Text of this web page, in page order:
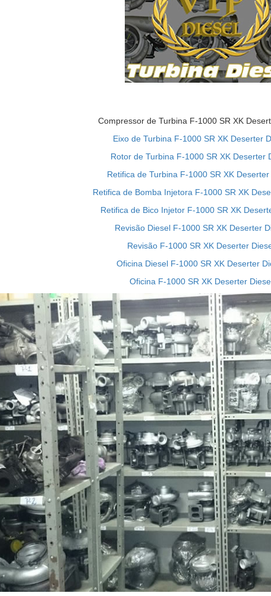
Compressor de Turbina F-1000 SR XK
Eixo de Turbina F-1000 SR XK Deserter
Rotor de Turbina F-1000 SR XK Deserter
Retifica de Turbina F-1000 SR XK
Retifica de Bomba Injetora F-1000 SR XK
Retifica de Bico Injetor F-1000 SR XK
Revisão Diesel F-1000 SR XK Deserter
Revisão F-1000 SR XK Deserter
Oficina Diesel F-1000 SR XK Deserter
Oficina F-1000 SR XK Deserter